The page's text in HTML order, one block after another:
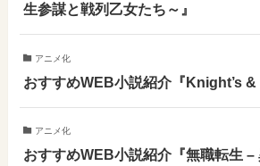
生参謀と戦列乙女たち～』
アニメ化
おすすめWEB小説紹介『Knight’s &
アニメ化
おすすめWEB小説紹介『無職転生 –